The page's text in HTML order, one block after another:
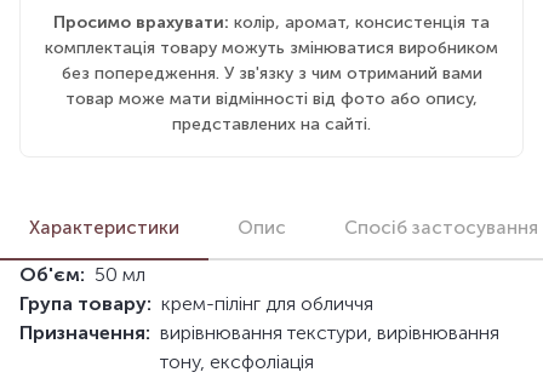
Просимо врахувати: колір, аромат, консистенція та
комплектація товару можуть змінюватися виробником
без попередження. У зв'язку з чим отриманий вами
товар може мати відмінності від фото або опису,
представлених на сайті.
Характеристики Опис Спосіб застосування
Об'єм: 50 мл
Група товару: крем-пілінг для обличчя
Призначення: вирівнювання текстури, вирівнювання
тону, ексфоліація